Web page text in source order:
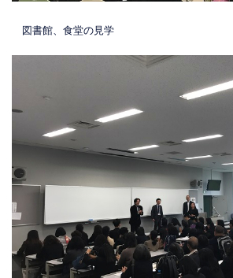
図書館、食堂の見学